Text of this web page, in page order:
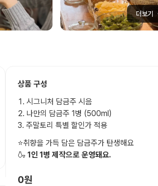
더보기
5.0
너무 새롭고 재밌는 경험이었어
주셔서 친구들과 즐거운 시간
합니다💖💖
정다운
상품 구성
시그니처 담금주 시음
나만의 담금주 1병 (500ml)
주말토리 특별 할인가 적용
⭐️취향을 가득 담은 담금주가 탄생해요
🍶 1인 1병 제작으로 운영돼요.
0원